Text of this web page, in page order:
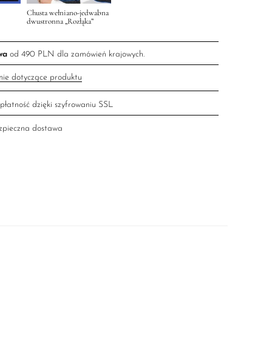
Chusta wełniano-jedwabna
dwustronna „Rozłąka”
od 490 PLN dla zamówień krajowych.
dotyczące produktu
dzięki szyfrowaniu SSL
dostawa